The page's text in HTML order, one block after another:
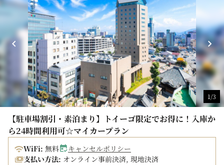
■2025年6月16日より、連泊でご宿泊のお客様を対象に、
館内でご利用いただける「館内利用券（500円分）」を進
呈いたします！
詳細はこちら
■キャンセルポリシー■
１日前 宿泊料金の 20%
当日（午前） 宿泊料金の 80%
当日（午後） 宿泊料金の 100%
不泊 （無連絡の場合） 宿泊料金の100%
2026年6月1日ご宿泊分より、食事代を除いた宿泊料が税
抜6000円以上の場合、長野県条例に基づく宿泊税として
お一人様1泊200円を別途現地にて申し受けます。
1/3
【駐車場割引・素泊まり】トイーゴ限定でお得に！入庫か
ら24時間利用可☆マイカープラン
WiFi: 無料
キャンセルポリシー
支払い方法: オンライン事前決済, 現地決済